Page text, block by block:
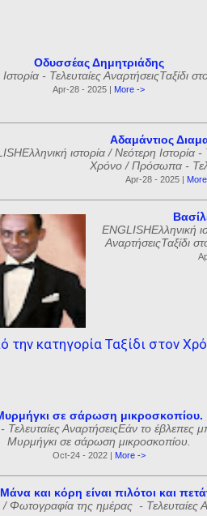
Οδυσσέας Δημητριάδης
- Τελευταίες ΑναρτήσειςΤαξίδι
Apr-28 - 2025 | More ->
Αδαμάντιος
ιστορία / Νεότερη Ιστορία -
Χρόνο / Πρόσωπα -
Apr-28 - 2025 |
ENGLISHΕλληνική
ΑναρτήσειςΤαξίδι
κατηγορία Ταξίδι στον
σε σάρωση μικροσκοπίου.
ΑναρτήσειςΕάν το έβλεπες
Μυρμήγκι σε σάρωση μικροσκοπίου.
Oct-24 - 2022 | More ->
Μάνα και κόρη είναι πιλότοι και
Φωτογραφία της ημέρας - Τελευταίες